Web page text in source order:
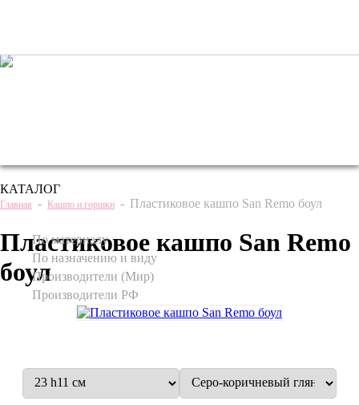
По материалу
По назначению и виду
Производители (Мир)
Производители РФ
КАТАЛОГ
Главная - Кашпо и горшки - Пластиковое кашпо San Remo боул
Пластиковое кашпо San Remo
боул